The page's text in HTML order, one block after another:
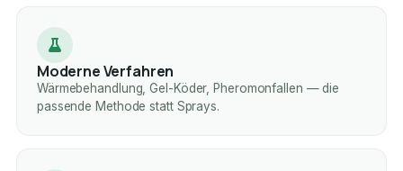
Moderne Verfahren
Wärmebehandlung, Gel-Köder, Pheromonfallen — die
passende Methode statt Sprays.